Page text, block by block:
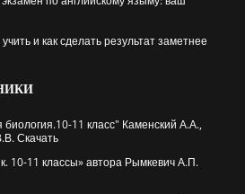
и как сделать результат заметнее
11 класс" Каменский А.А.,
Скачать
10-11 классы» автора Рымкевич А.П.